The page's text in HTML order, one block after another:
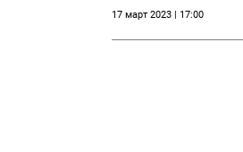
17 март 2023 | 17:00